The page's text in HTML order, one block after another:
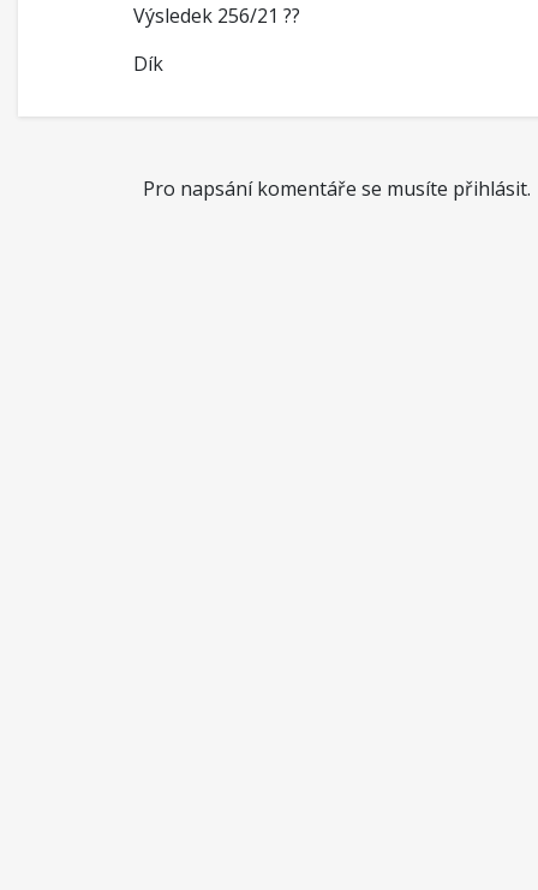
Výsledek 256/21 ??
Dík
Pro napsání komentáře se musíte přihlásit.